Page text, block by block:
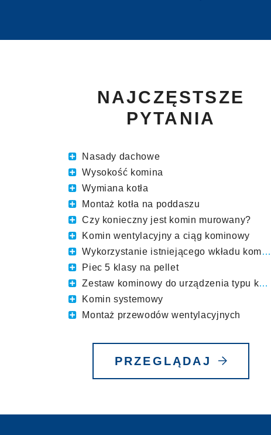
NAJCZĘSTSZE
PYTANIA
Nasady dachowe
Wysokość komina
Wymiana kotła
Montaż kotła na poddaszu
Czy konieczny jest komin murowany?
Komin wentylacyjny a ciąg kominowy
Wykorzystanie istniejącego wkładu kominowego
Piec 5 klasy na pellet
Zestaw kominowy do urządzenia typu koza
Komin systemowy
Montaż przewodów wentylacyjnych
PRZEGLĄDAJ